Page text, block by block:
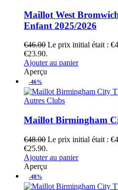
Maillot West
Enfant 2025/2026
€46.00 Le prix initial était :
€23.90.
Ajouter au panier
Aperçu
-46%
Autres Clubs
Maillot Birmingham
€48.00 Le prix initial était :
€25.90.
Ajouter au panier
Aperçu
-48%